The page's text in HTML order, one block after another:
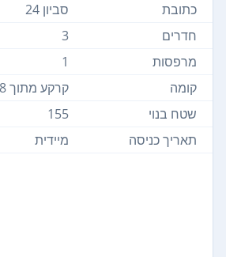
כתובת
סביון 24
חדרים
3
מרפסות
1
קומה
קרקע מתוך 8
שטח בנוי
155
תאריך כניסה
מיידית